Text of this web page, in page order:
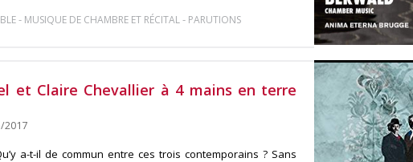
- MUSIQUE DE CHAMBRE ET RÉCITAL- PARUTIONS
et Claire Chevallier à 4 mains en terre
2017
a-t-il de commun entre ces trois contemporains ? Sans